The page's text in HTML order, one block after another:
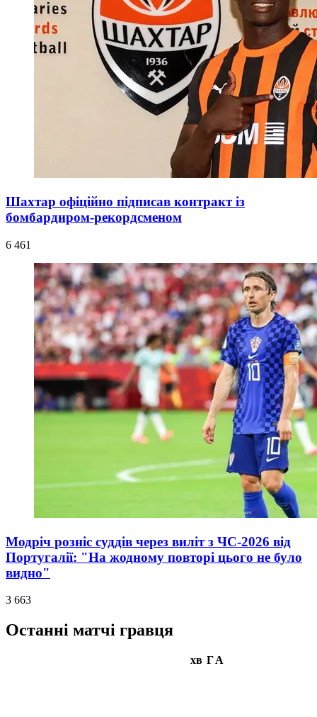
Шахтар офіційно підписав контракт із
бомбардиром-рекордсменом
6 461
Модріч розніс суддів через виліт з ЧС-2026 від
Португалії: "На жодному повторі цього не було
видно"
3 663
Останні матчі гравця
хв ГА